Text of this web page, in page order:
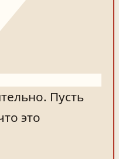
Пусть
это